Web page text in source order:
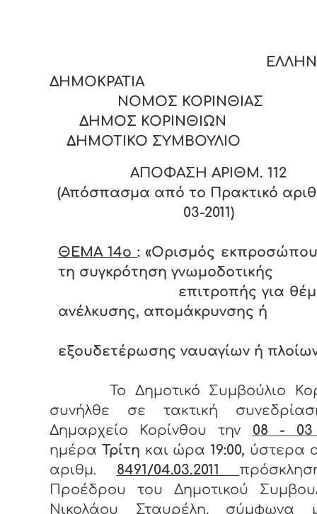
ΔΗΜΟΚΡΑΤΙΑ
ΝΟΜΟΣ ΚΟΡΙΝΘΙΑΣ
ΔΗΜΟΣ ΚΟΡΙΝΘΙΩΝ
ΔΗΜΟΤΙΚΟ ΣΥΜΒΟΥΛΙΟ
ΑΠΟΦΑΣΗ ΑΡΙΘΜ.112
(Απόσπασμα από το Πρακτικό
03-2011)
ΘΕΜΑ 14o : «Ορισμός εκπροσώπου
τη συγκρότηση γνωμοδοτικής
επιτροπής για
ανέλκυσης, απομάκρυνσης ή
εξουδετέρωσης ναυαγίων ή
Το Δημοτικό Συμβούλιο
συνήλθε σε τακτική
Δημαρχείο Κορίνθου την 08 - 03
ημέρα Τρίτη και ώρα19:00, ύστερα
αριθμ. 8491/04.03.2011
Προέδρου του Δημοτικού
Νικολάου Σταυρέλη, σύμφωνα